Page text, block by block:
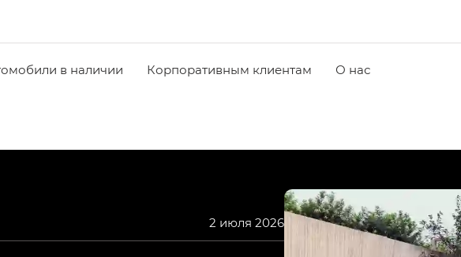
в наличии Корпоративным клиентам О нас
2 июля 2026